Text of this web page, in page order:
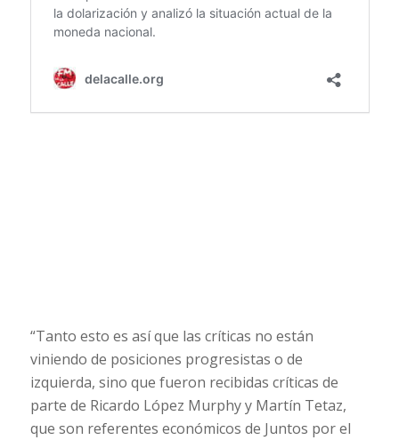
“Tanto esto es así que las críticas no están
viniendo de posiciones progresistas o de
izquierda, sino que fueron recibidas críticas de
parte de Ricardo López Murphy y Martín Tetaz,
que son referentes económicos de Juntos por el